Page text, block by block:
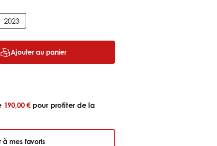
2023
Ajouter au panier
190,00 € pour profiter de la
à mes favoris